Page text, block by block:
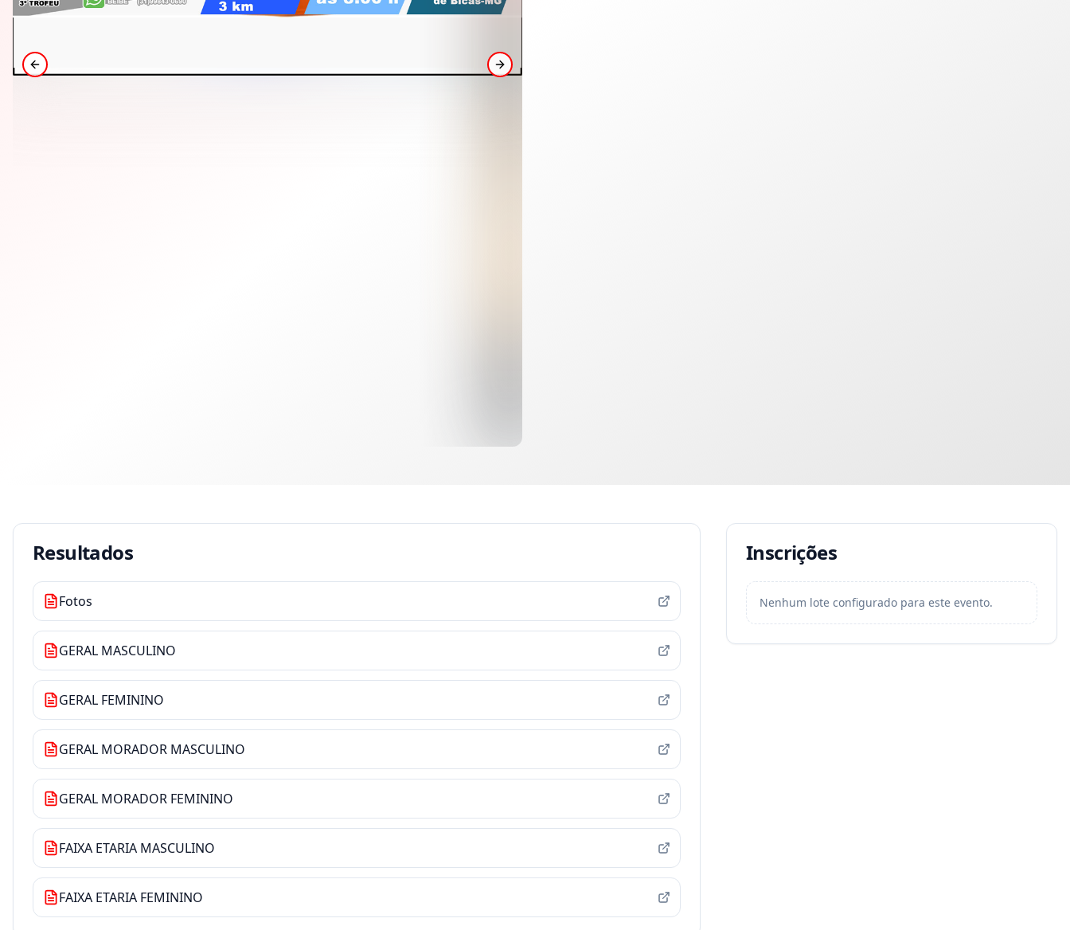
Previous slide Next slide
Resultados
Fotos
GERAL MASCULINO
GERAL FEMININO
GERAL MORADOR MASCULINO
GERAL MORADOR FEMININO
FAIXA ETARIA MASCULINO
FAIXA ETARIA FEMININO
Inscrições
Nenhum lote configurado para este evento.